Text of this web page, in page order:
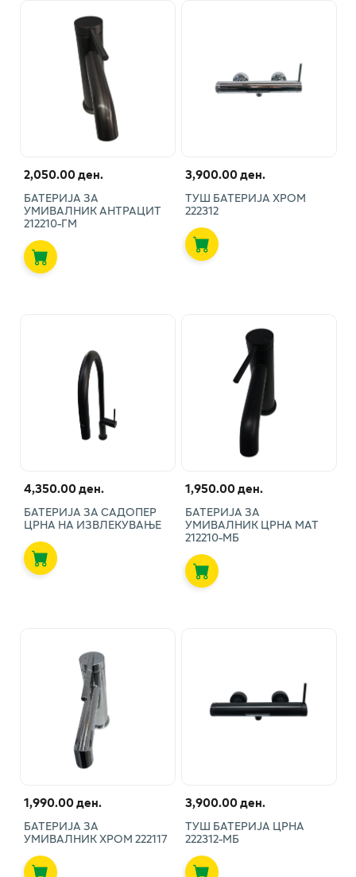
2,050.00 ден.
БАТЕРИЈА ЗА
УМИВАЛНИК АНТРАЦИТ
212210-ГМ
3,900.00 ден.
ТУШ БАТЕРИЈА ХРОМ
222312
4,350.00 ден.
БАТЕРИЈА ЗА САДОПЕР
ЦРНА НА ИЗВЛЕКУВАЊЕ
1,950.00 ден.
БАТЕРИЈА ЗА
УМИВАЛНИК ЦРНА МАТ
212210-МБ
1,990.00 ден.
БАТЕРИЈА ЗА
УМИВАЛНИК ХРОМ 222117
3,900.00 ден.
ТУШ БАТЕРИЈА ЦРНА
222312-МБ